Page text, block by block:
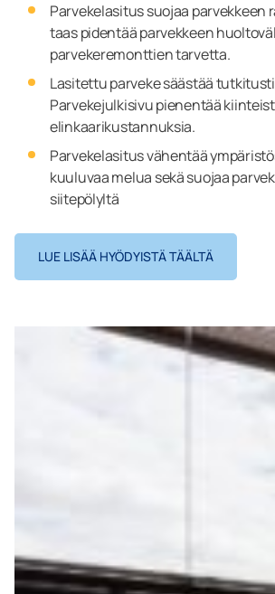
Parvekelasitus suojaa parvekkeen
taas pidentää parvekkeen
parvekeremonttien tarvetta.
Lasitettu parveke säästää
Parvekejulkisivu pienentää
elinkaarikustannuksia.
Parvekelasitus vähentää
kuuluvaa melua sekä suojaa
siitepölyltä
LUE LISÄÄ HYÖDYISTÄ TÄÄLTÄ